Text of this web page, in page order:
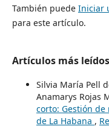
También puede Iniciar
para este artículo.
Artículos más
Silvia María Pell
Anamarys Rojas
corto: Gestión
de La Habana ,